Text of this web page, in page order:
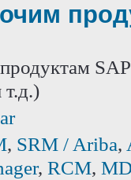
, SRM / Ariba,
, RCM,